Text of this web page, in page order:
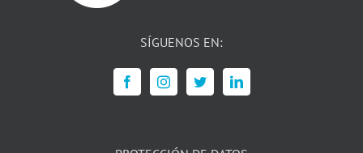
SÍGUENOS EN: